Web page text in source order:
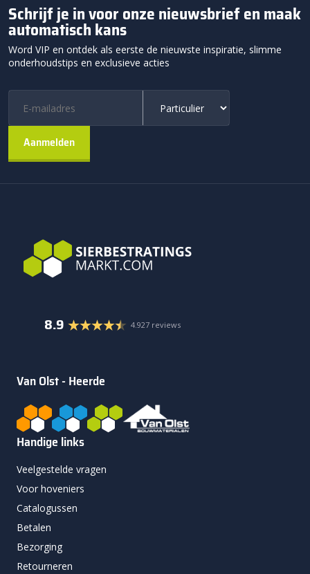
Schrijf je in voor onze nieuwsbrief en maak
automatisch kans
Word VIP en ontdek als eerste de nieuwste inspiratie, slimme
onderhoudstips en exclusieve acties
8.9 4.927 reviews
Van Olst - Heerde
Handige links
Veelgestelde vragen
Voor hoveniers
Catalogussen
Betalen
Bezorging
Retourneren